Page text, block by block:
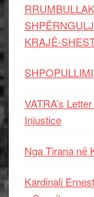
KRAJË-
VATRA’s
Injustice
Nga Tirana në
Kardinali